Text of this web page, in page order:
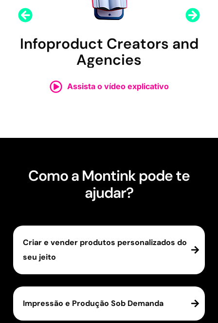
Infoproduct Creators and
Agencies
Assista o vídeo explicativo
Como a Montink pode te
ajudar?
Criar e vender produtos personalizados do
seu jeito
Impressão e Produção Sob Demanda